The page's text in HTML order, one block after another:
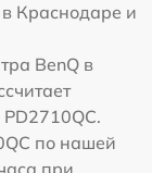
в Краснодаре и
BenQ в
по нашей
при